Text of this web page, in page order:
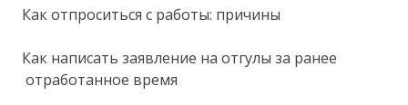
Как отпроситься с работы: причины
Как написать заявление на отгулы за ранее
отработанное время